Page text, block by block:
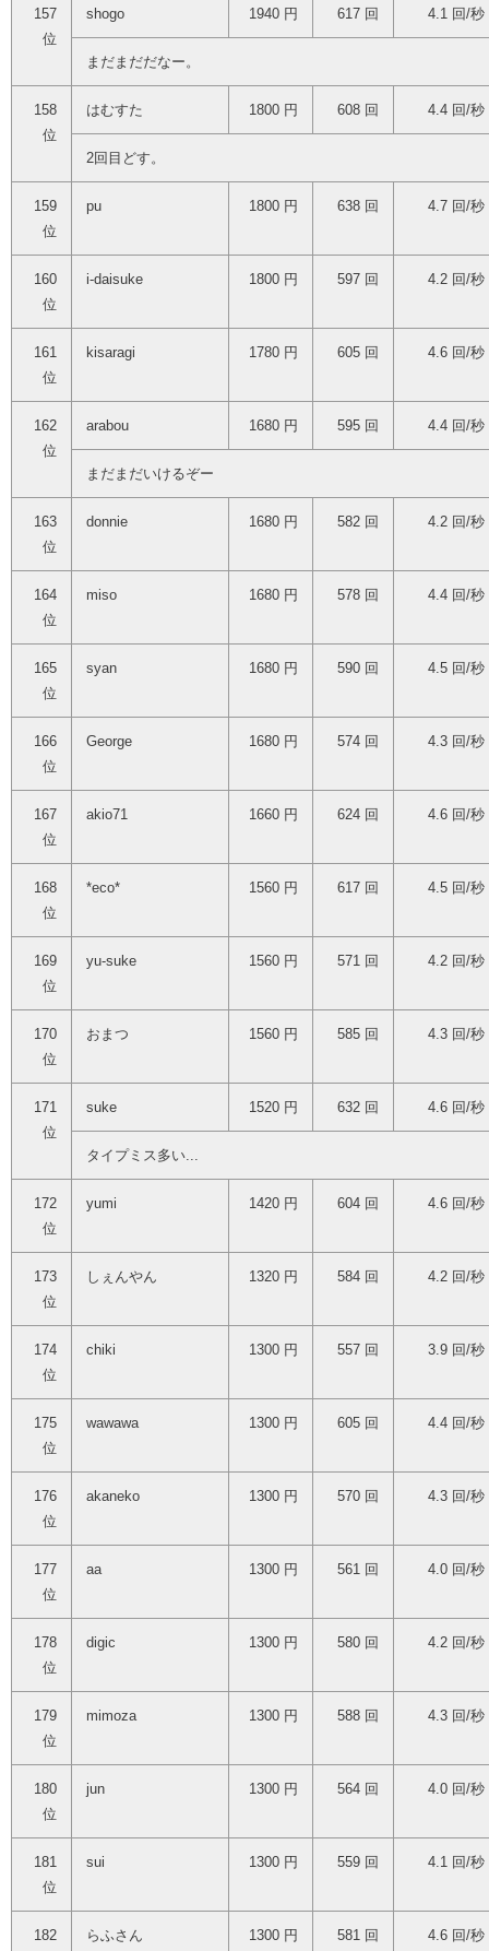
157
位
shogo 1940 円 617 回 4.1 回/秒
まだまだだなー。
158
位
はむすた 1800 円 608 回 4.4 回/秒
2回目どす。
159
位
pu 1800 円 638 回 4.7 回/秒
160
位
i-daisuke 1800 円 597 回 4.2 回/秒
161
位
kisaragi 1780 円 605 回 4.6 回/秒
162
位
arabou 1680 円 595 回 4.4 回/秒
まだまだいけるぞー
163
位
donnie 1680 円 582 回 4.2 回/秒
164
位
miso 1680 円 578 回 4.4 回/秒
165
位
syan 1680 円 590 回 4.5 回/秒
166
位
George 1680 円 574 回 4.3 回/秒
167
位
akio71 1660 円 624 回 4.6 回/秒
168
位
*eco* 1560 円 617 回 4.5 回/秒
169
位
yu-suke 1560 円 571 回 4.2 回/秒
170
位
おまつ 1560 円 585 回 4.3 回/秒
171
位
suke 1520 円 632 回 4.6 回/秒
タイプミス多い...
172
位
yumi 1420 円 604 回 4.6 回/秒
173
位
しぇんやん 1320 円 584 回 4.2 回/秒
174
位
chiki 1300 円 557 回 3.9 回/秒
175
位
wawawa 1300 円 605 回 4.4 回/秒
176
位
akaneko 1300 円 570 回 4.3 回/秒
177
位
aa 1300 円 561 回 4.0 回/秒
178
位
digic 1300 円 580 回 4.2 回/秒
179
位
mimoza 1300 円 588 回 4.3 回/秒
180
位
jun 1300 円 564 回 4.0 回/秒
181
位
sui 1300 円 559 回 4.1 回/秒
182
らふさん 1300 円 581 回 4.6 回/秒